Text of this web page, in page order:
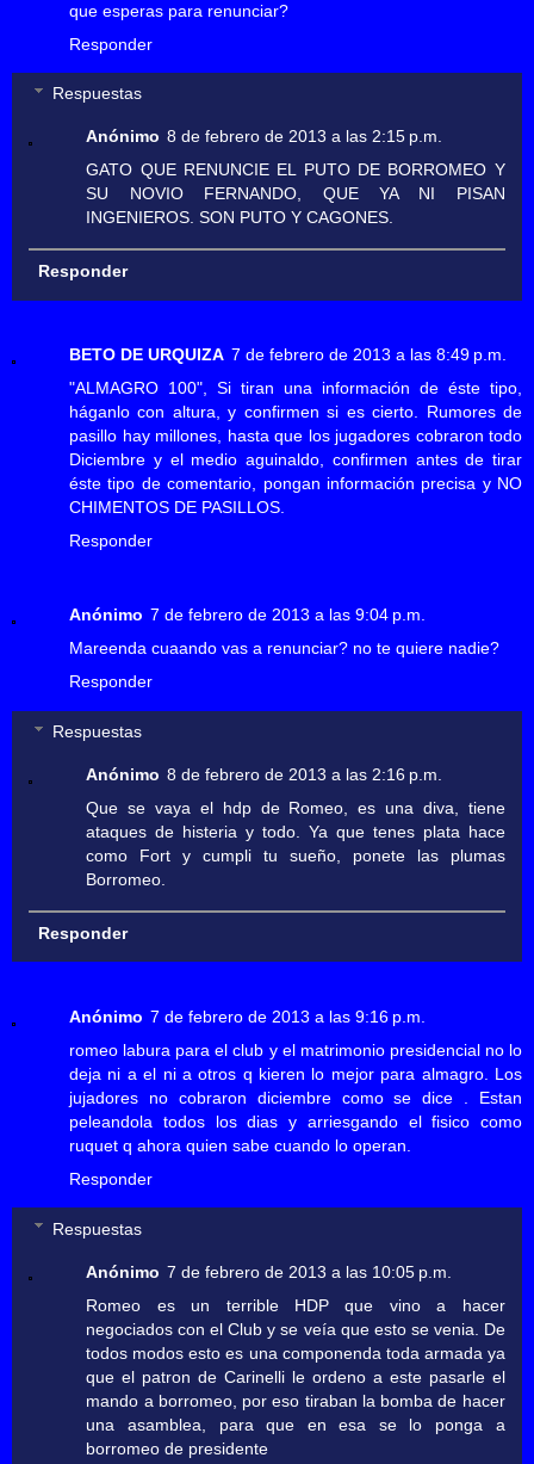
que esperas para renunciar?
Responder
Respuestas
Anónimo 8 de febrero de 2013 a las 2:15 p.m.
GATO QUE RENUNCIE EL PUTO DE BORROMEO Y
SU NOVIO FERNANDO, QUE YA NI PISAN
INGENIEROS. SON PUTO Y CAGONES.
Responder
BETO DE URQUIZA 7 de febrero de 2013 a las 8:49 p.m.
"ALMAGRO 100", Si tiran una información de éste tipo,
háganlo con altura, y confirmen si es cierto. Rumores de
pasillo hay millones, hasta que los jugadores cobraron todo
Diciembre y el medio aguinaldo, confirmen antes de tirar
éste tipo de comentario, pongan información precisa y NO
CHIMENTOS DE PASILLOS.
Responder
Anónimo 7 de febrero de 2013 a las 9:04 p.m.
Mareenda cuaando vas a renunciar? no te quiere nadie?
Responder
Respuestas
Anónimo 8 de febrero de 2013 a las 2:16 p.m.
Que se vaya el hdp de Romeo, es una diva, tiene
ataques de histeria y todo. Ya que tenes plata hace
como Fort y cumpli tu sueño, ponete las plumas
Borromeo.
Responder
Anónimo 7 de febrero de 2013 a las 9:16 p.m.
romeo labura para el club y el matrimonio presidencial no lo
deja ni a el ni a otros q kieren lo mejor para almagro. Los
jujadores no cobraron diciembre como se dice . Estan
peleandola todos los dias y arriesgando el fisico como
ruquet q ahora quien sabe cuando lo operan.
Responder
Respuestas
Anónimo 7 de febrero de 2013 a las 10:05 p.m.
Romeo es un terrible HDP que vino a hacer
negociados con el Club y se veía que esto se venia. De
todos modos esto es una componenda toda armada ya
que el patron de Carinelli le ordeno a este pasarle el
mando a borromeo, por eso tiraban la bomba de hacer
una asamblea, para que en esa se lo ponga a
borromeo de presidente